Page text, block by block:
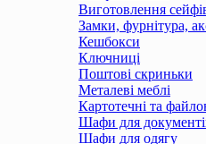
Виготовлення
Замки, фурнітура,
Кешбокси
Ключниці
Поштові скриньки
Металеві меблі
Картотечні та
Шафи для
Шафи для одягу